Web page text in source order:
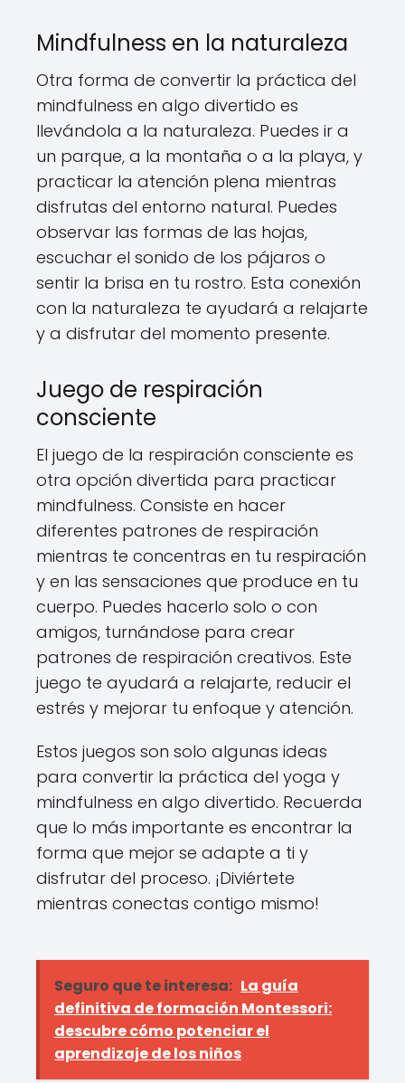
Mindfulness en la naturaleza
Otra forma de convertir la práctica del
mindfulness en algo divertido es
llevándola a la naturaleza. Puedes ir a
un parque, a la montaña o a la playa, y
practicar la atención plena mientras
disfrutas del entorno natural. Puedes
observar las formas de las hojas,
escuchar el sonido de los pájaros o
sentir la brisa en tu rostro. Esta conexión
con la naturaleza te ayudará a relajarte
y a disfrutar del momento presente.
Juego de respiración
consciente
El juego de la respiración consciente es
otra opción divertida para practicar
mindfulness. Consiste en hacer
diferentes patrones de respiración
mientras te concentras en tu respiración
y en las sensaciones que produce en tu
cuerpo. Puedes hacerlo solo o con
amigos, turnándose para crear
patrones de respiración creativos. Este
juego te ayudará a relajarte, reducir el
estrés y mejorar tu enfoque y atención.
Estos juegos son solo algunas ideas
para convertir la práctica del yoga y
mindfulness en algo divertido. Recuerda
que lo más importante es encontrar la
forma que mejor se adapte a ti y
disfrutar del proceso. ¡Diviértete
mientras conectas contigo mismo!
Seguro que te interesa: La guía
definitiva de formación Montessori:
descubre cómo potenciar el
aprendizaje de los niños